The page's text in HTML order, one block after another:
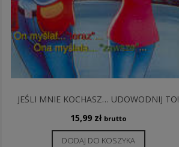
JEŚLI MNIE KOCHASZ… UDOWODNIJ TO!
15,99 zł brutto
DODAJ DO KOSZYKA